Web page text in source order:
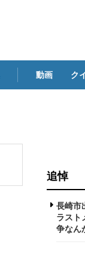
動画 ク
追悼
長崎市
ラスト
争なん